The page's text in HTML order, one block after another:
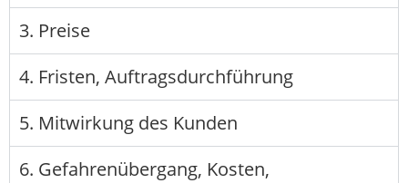
3. Preise
4. Fristen, Auftragsdurchführung
5. Mitwirkung des Kunden
6. Gefahrenübergang, Kosten,